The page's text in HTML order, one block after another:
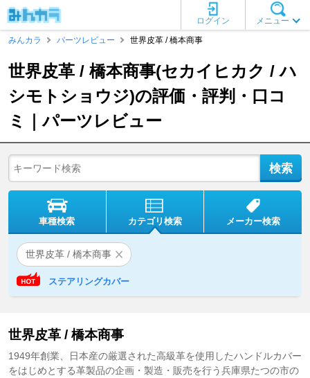
メニュー
ログイン
みんカラ
パーツレビュー 世界皮革 / 橋本商事
世界皮革 / 橋本商事(セカイヒカク / ハ
シモトショウジ)の評価・評判・口コ
ミ｜パーツレビュー
車種検索 カテゴリ検索 メーカー検索
世界皮革 / 橋本商事
ステアリングカバー
世界皮革 / 橋本商事
1949年創業、日本産の厳選された高級革を使用したハンドルカバー
をはじめとする革製品の企画・製造・販売を行う兵庫県たつの市の